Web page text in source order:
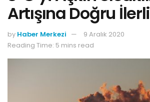
Artışına Doğru
by Haber Merkezi
9 Aralık 2020
Reading Time: 5 mins read